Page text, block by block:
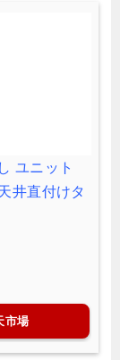
ユニット
井直付けタ
市場